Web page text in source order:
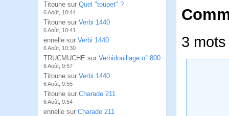
Titoune sur Quel "toupet" ?
6 Août, 10:44
Titoune sur Verbi 1440
6 Août, 10:41
ennelle sur Verbi 1440
6 Août, 10:30
TRUCMUCHE sur Verbidouillage n° 800
6 Août, 9:57
Titoune sur Verbi 1440
6 Août, 9:55
Titoune sur Charade 211
6 Août, 9:54
ennelle sur Charade 211
3 mots